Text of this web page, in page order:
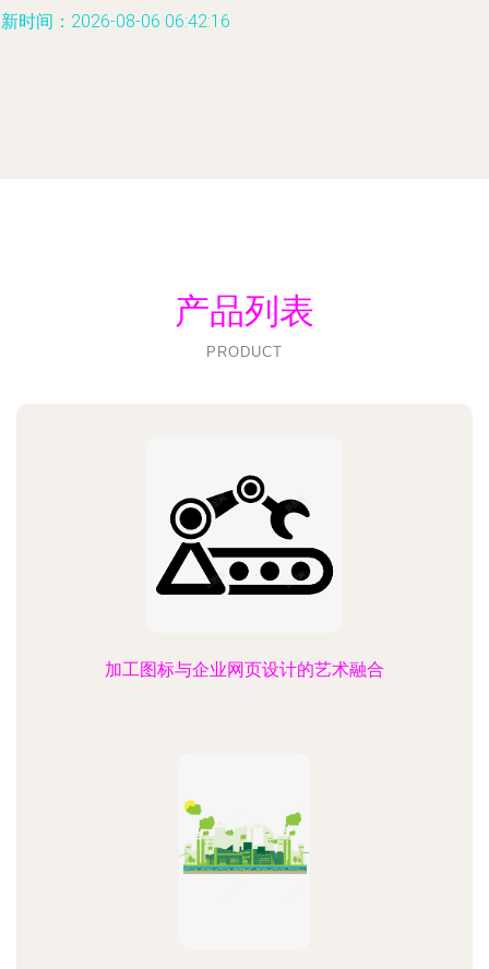
时间：2026-08-06 06:42:16
产品列表
PRODUCT
加工图标与企业网页设计的艺术融合